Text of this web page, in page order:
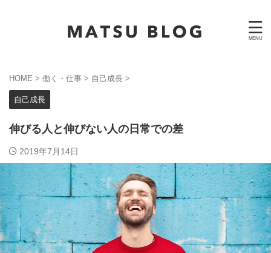
HOME > 働く・仕事 > 自己成長 >
自己成長
伸びる人と伸びない人の日常での差
2019年7月14日